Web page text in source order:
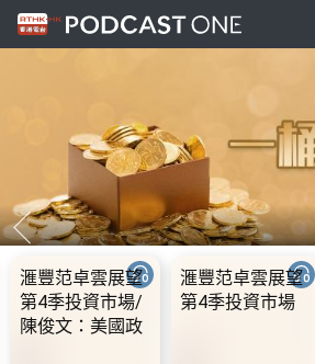
滙豐范卓雲展望
第4季投資市場/
陳俊文：美國政
滙豐范卓雲展望
第4季投資市場